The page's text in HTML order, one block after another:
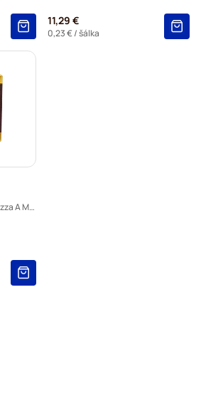
11,29 €
0,23 €/ šálka
50 kapsúl do kávovaru Lavazza A Modo Mio